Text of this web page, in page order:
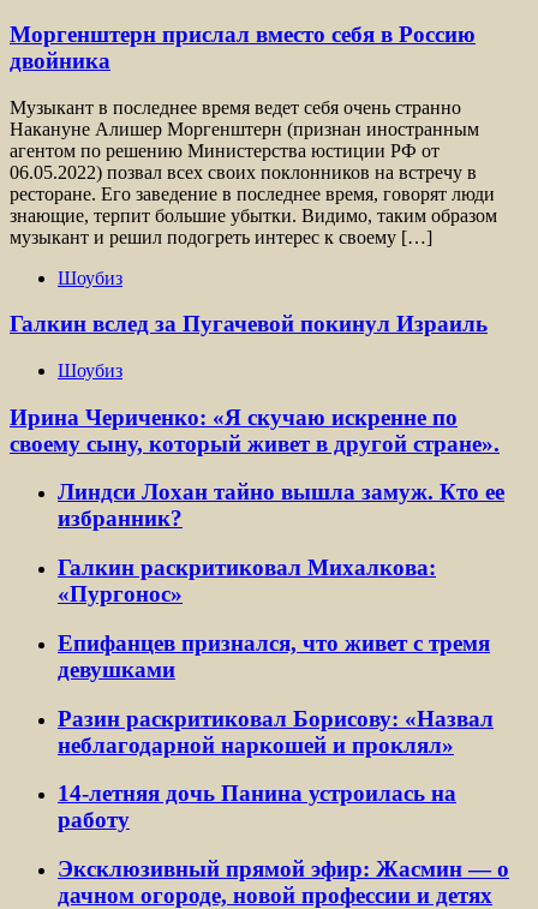
Моргенштерн прислал вместо себя в Россию
двойника
Музыкант в последнее время ведет себя очень странно
Накануне Алишер Моргенштерн (признан иностранным
агентом по решению Министерства юстиции РФ от
06.05.2022) позвал всех своих поклонников на встречу в
ресторане. Его заведение в последнее время, говорят люди
знающие, терпит большие убытки. Видимо, таким образом
музыкант и решил подогреть интерес к своему […]
Шоубиз
Галкин вслед за Пугачевой покинул Израиль
Шоубиз
Ирина Чериченко: «Я скучаю искренне по
своему сыну, который живет в другой стране».
Линдси Лохан тайно вышла замуж. Кто ее
избранник?
Галкин раскритиковал Михалкова:
«Пургонос»
Епифанцев признался, что живет с тремя
девушками
Разин раскритиковал Борисову: «Назвал
неблагодарной наркошей и проклял»
14-летняя дочь Панина устроилась на
работу
Эксклюзивный прямой эфир: Жасмин — о
дачном огороде, новой профессии и детях